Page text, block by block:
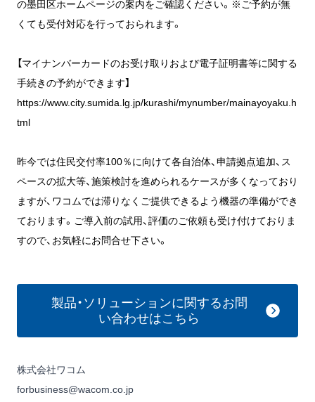
の墨田区ホームページの案内をご確認ください。※ご予約が無
くても受付対応を行っておられます。
【マイナンバーカードのお受け取りおよび電子証明書等に関する
手続きの予約ができます】
https://www.city.sumida.lg.jp/kurashi/mynumber/mainayoyaku.h
tml
昨今では住民交付率100％に向けて各自治体、申請拠点追加、ス
ペースの拡大等、施策検討を進められるケースが多くなっており
ますが、ワコムでは滞りなくご提供できるよう機器の準備ができ
ております。ご導入前の試用、評価のご依頼も受け付けておりま
すので、お気軽にお問合せ下さい。
製品・ソリューションに関するお問
い合わせはこちら
株式会社ワコム
forbusiness@wacom.co.jp